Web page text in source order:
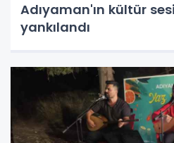
Adıyaman'ın kültür
yankılandı